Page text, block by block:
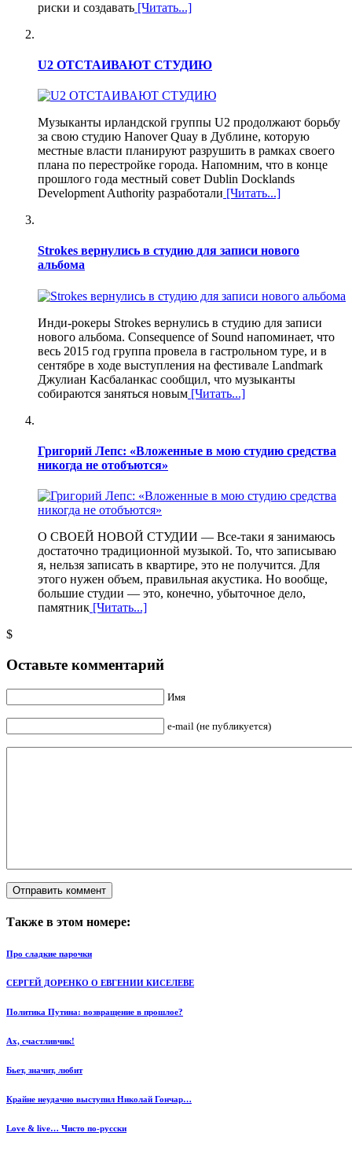
риски и создавать [Читать...]
U2 ОТСТАИВАЮТ СТУДИЮ
Музыканты ирландской группы U2 продолжают борьбу
за свою студию Hanover Quay в Дублине, которую
местные власти планируют разрушить в рамках своего
плана по перестройке города. Напомним, что в конце
прошлого года местный совет Dublin Docklands
Development Authority разработали [Читать...]
Strokes вернулись в студию для записи нового
альбома
Инди-рокеры Strokes вернулись в студию для записи
нового альбома. Consequence of Sound напоминает, что
весь 2015 год группа провела в гастрольном туре, и в
сентябре в ходе выступления на фестивале Landmark
Джулиан Касбаланкас сообщил, что музыканты
собираются заняться новым [Читать...]
Григорий Лепс: «Вложенные в мою студию средства
никогда не отобъются»
О СВОЕЙ НОВОЙ СТУДИИ — Все-таки я занимаюсь
достаточно традиционной музыкой. То, что записываю
я, нельзя записать в квартире, это не получится. Для
этого нужен объем, правильная акустика. Но вообще,
большие студии — это, конечно, убыточное дело,
памятник [Читать...]
$
Оставьте комментарий
Имя
e-mail (не публикуется)
Также в этом номере:
Про сладкие парочки
СЕРГЕЙ ДОРЕНКО О ЕВГЕНИИ КИСЕЛЕВЕ
Политика Путина: возвращение в прошлое?
Ах, счастливчик!
Бьет, значит, любит
Крайне неудачно выступил Николай Гончар…
Love & live… Чисто по-русски